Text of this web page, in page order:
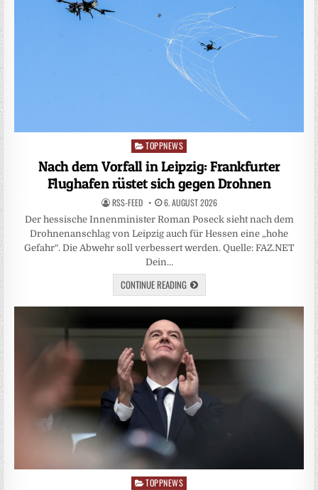
Posted
in
TOPPNEWS
Nach dem Vorfall in Leipzig: Frankfurter
Flughafen rüstet sich gegen Drohnen
RSS-FEED 6. AUGUST 2026
Der hessische Innenminister Roman Poseck sieht nach dem
Drohnenanschlag von Leipzig auch für Hessen eine „hohe
Gefahr“. Die Abwehr soll verbessert werden. Quelle: FAZ.NET
Dein…
CONTINUE READING
Posted
TOPPNEWS